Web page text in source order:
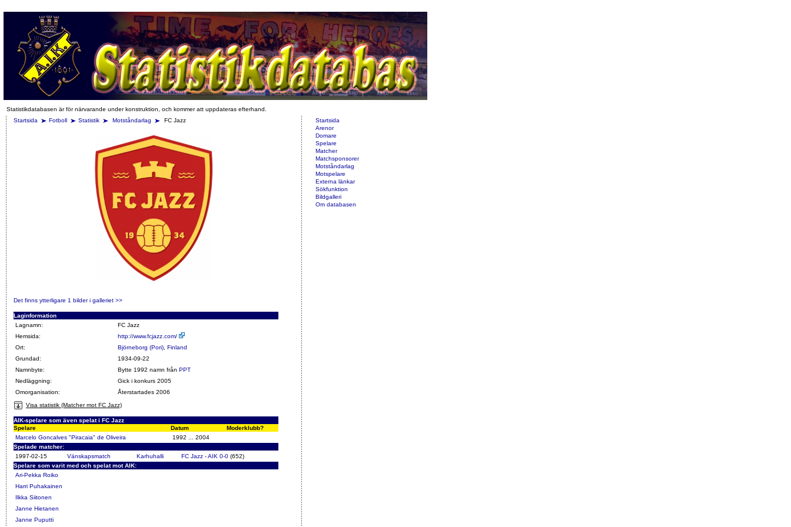
Statistikdatabasen är för närvarande under konstruktion, och kommer att uppdateras efterhand.
Startsida
Fotboll Statistik Motståndarlag FC Jazz
Det finns ytterligare 1 bilder i galleriet >>
Laginformation
Lagnamn:
FC Jazz
Hemsida:
http://www.fcjazz.com/
Ort:
Björneborg (Pori), Finland
Grundad:
1934-09-22
Namnbyte:
Bytte 1992 namn från PPT
Nedläggning:
Gick i konkurs 2005
Omorganisation:
Återstartades 2006
Visa statistik (Matcher mot FC Jazz)
AIK-spelare som även spelat i FC Jazz
Spelare
Datum
Moderklubb?
Marcelo Goncalves "Piracaia" de Oliveira
1992 ... 2004
Spelade matcher:
1997-02-15
Vänskapsmatch Karhuhalli FC Jazz - AIK 0-0 (652)
Spelare som varit med och spelat mot AIK:
Ari-Pekka Roiko
Harri Puhakainen
Ilkka Siitonen
Janne Hietanen
Janne Puputti
Startsida
Arenor
Domare
Spelare
Matcher
Matchsponsorer
Motståndarlag
Motspelare
Externa länkar
Sökfunktion
Bildgalleri
Om databasen